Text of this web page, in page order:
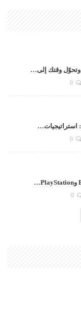
وتحوّل وقتك إلى…
استراتيجيات…